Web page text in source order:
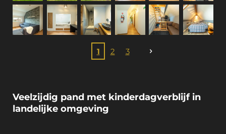
1 2 3
Veelzijdig pand met kinderdagverblijf in
landelijke omgeving